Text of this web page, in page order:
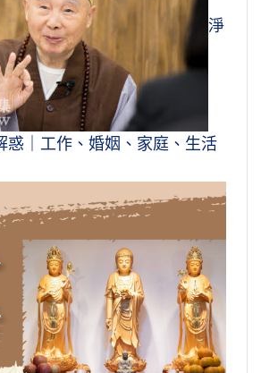
淨
惑｜工作、婚姻、家庭、生活